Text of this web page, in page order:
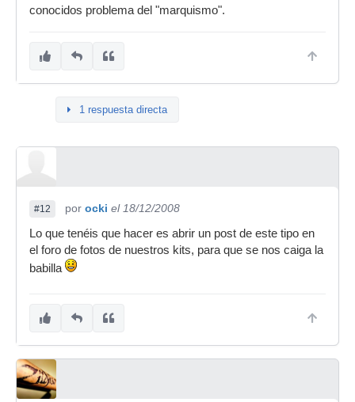
conocidos problema del "marquismo".
1 respuesta directa
#12 por ocki el 18/12/2008
Lo que tenéis que hacer es abrir un post de este tipo en
el foro de fotos de nuestros kits, para que se nos caiga la
babilla